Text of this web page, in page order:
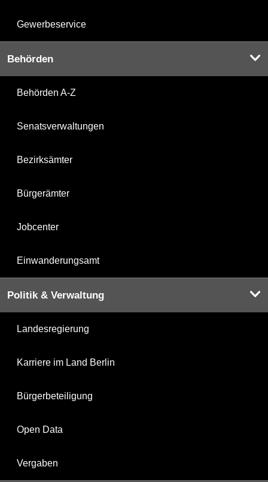
Gewerbeservice
Behörden
Behörden A-Z
Senatsverwaltungen
Bezirksämter
Bürgerämter
Jobcenter
Einwanderungsamt
Politik & Verwaltung
Landesregierung
Karriere im Land Berlin
Bürgerbeteiligung
Open Data
Vergaben